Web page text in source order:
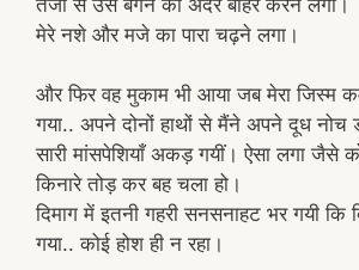
मेरे नशे और मजे का पारा चढ़ने लगा।
और फिर वह मुकाम भी आया जब मेरा जिस्म
गया.. अपने दोनों हाथों से मैंने अपने दूध नोच
सारी मांसपेशियाँ अकड़ गयीं। ऐसा लगा जैसे
किनारे तोड़ कर बह चला हो।
दिमाग में इतनी गहरी सनसनाहट भर गयी कि
गया.. कोई होश ही न रहा।